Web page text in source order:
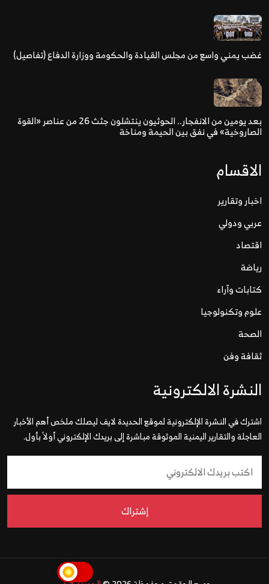
غضب يمني واسع من مجلس القيادة والحكومة ووزارة الدفاع (تفاصيل)
بعد يومين من الانفجار.. الحوثيون ينتشلون جثث 26 من عناصر «القوة
الصاروخية» في نفق بين الحيمة ومناخة
الاقسام
اخبار وتقارير
عربي ودولي
اقتصاد
رياضة
كتابات وآراء
علوم وتكنولوجيا
الصحة
ثقافة وفن
النشرة الالكترونية
اشترك في النشرة الإلكترونية لموقع الحديدة لايف ليصلك ملخص أهم الأخبار
العاجلة والتقارير اليمنية الموثوقة مباشرة إلى بريدك الإلكتروني أولاً بأول.
إشتراك